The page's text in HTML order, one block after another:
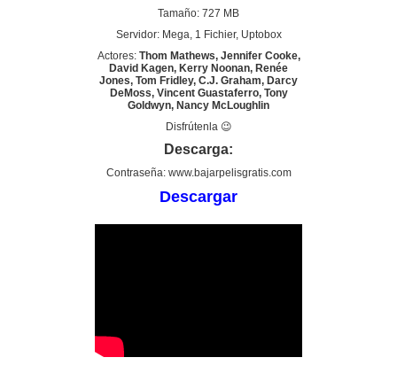
Tamaño: 727 MB
Servidor: Mega, 1 Fichier, Uptobox
Actores: Thom Mathews, Jennifer Cooke,
David Kagen, Kerry Noonan, Renée
Jones, Tom Fridley, C.J. Graham, Darcy
DeMoss, Vincent Guastaferro, Tony
Goldwyn, Nancy McLoughlin
Disfrútenla 😉
Descarga:
Contraseña: www.bajarpelisgratis.com
Descargar